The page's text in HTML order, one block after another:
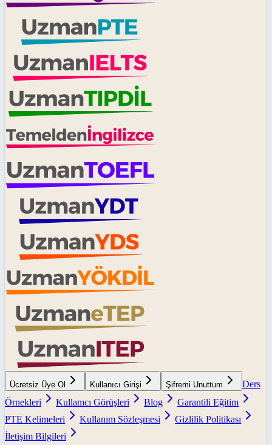
Ücretsiz Üye Ol Kullanıcı Girişi Şifremi Unuttum
Ders
Örnekleri
Kullanıcı Görüşleri Blog
Garantili Eğitim
PTE Kelimeleri
Kullanım Sözleşmesi
Gizlilik Politikası
İletişim Bilgileri